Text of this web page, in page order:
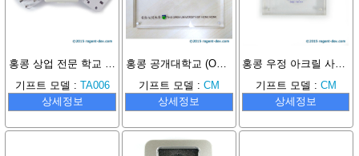
홍콩 상업 전문 학교 (HKSC) 여행용 플러그
기프트 모델 : TA006
상세정보
홍콩 공개대학교 (OUHK) 아크릴 사진 프레임
기프트 모델 : CM
상세정보
홍콩 우정 아크릴 사진 프레임
기프트 모델 : CM
상세정보